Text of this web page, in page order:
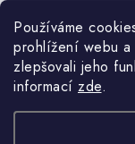
Používáme
prohlížení webu a
zlepšovali jeho
informací zde.
Z
Facebook